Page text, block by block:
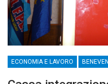
ECONOMIA E LAVORO